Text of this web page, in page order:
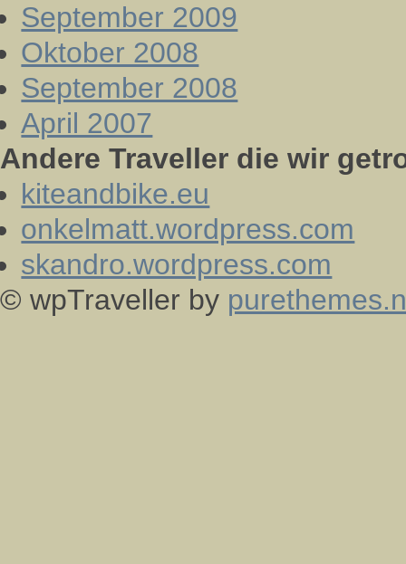
September 2009
Oktober 2008
September 2008
April 2007
Andere Traveller die wir
kiteandbike.eu
onkelmatt.wordpress.com
skandro.wordpress.com
© wpTraveller by